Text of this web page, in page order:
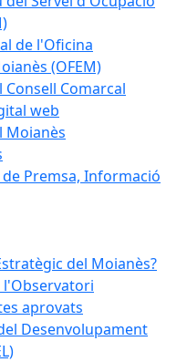
de l'Oficina
(OFEM)
Comarcal
web
Moianès
Premsa, Informació
del Moianès?
l'Observatori
aprovats
Desenvolupament